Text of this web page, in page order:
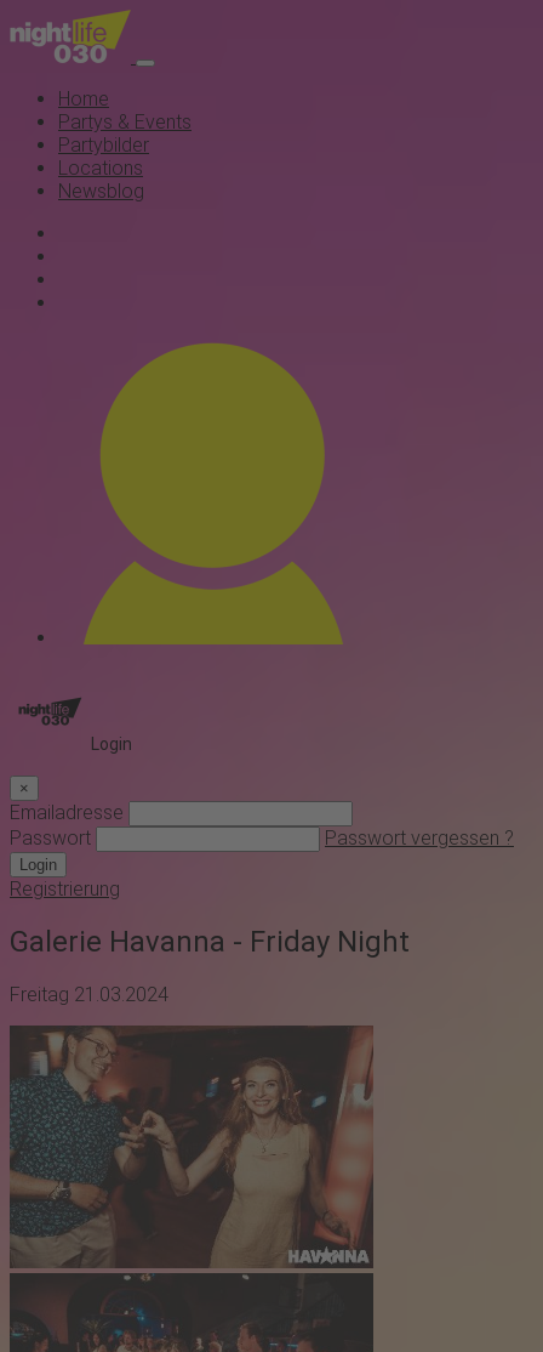
Home
Partys & Events
Partybilder
Locations
Newsblog
Login
×
Emailadresse
Passwort
Passwort vergessen ?
Login
Registrierung
Galerie Havanna - Friday Night
Freitag 21.03.2024